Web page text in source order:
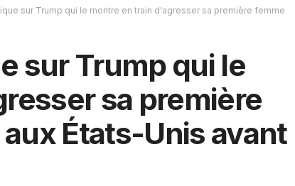
sur Trump qui le montre en train d'agresser sa première femme
sur Trump qui le
sa première
États-Unis avant